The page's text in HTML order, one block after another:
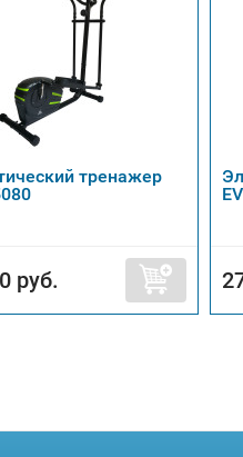
тренажер
руб.